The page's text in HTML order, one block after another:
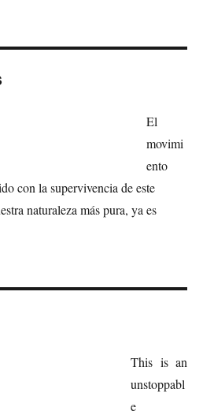
El
movimi
ento
con la supervivencia de este
naturaleza más pura, ya es
This is an
unstoppabl
e